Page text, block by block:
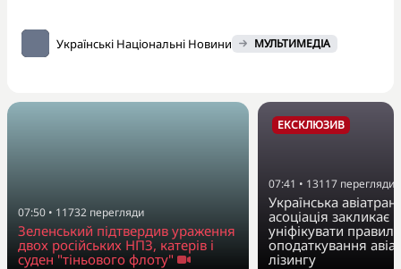
Українські Національні Новини МУЛЬТИМЕДІА
07:50 • 11732 перегляди
Зеленський підтвердив ураження
двох російських НПЗ, катерів і
суден "тіньового флоту"
ЕКСКЛЮЗИВ
07:41 • 13117 перегляди
Українська
асоціація закликає
уніфікувати правила
оподаткування
лізингу